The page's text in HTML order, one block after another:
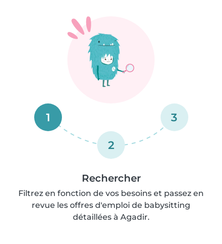
1
2
3
Rechercher
Filtrez en fonction de vos besoins et passez en
revue les offres d'emploi de babysitting
détaillées à Agadir.